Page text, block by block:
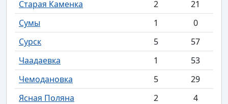
Старая Каменка
2
21
Сумы
1
0
Сурск
5
57
Чаадаевка
1
53
Чемодановка
5
29
Ясная Поляна
2 4